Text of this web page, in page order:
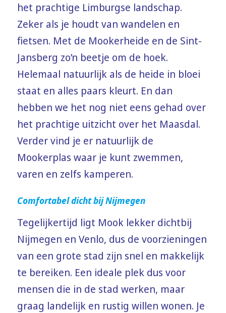
het prachtige Limburgse landschap.
Zeker als je houdt van wandelen en
fietsen. Met de Mookerheide en de Sint-
Jansberg zo’n beetje om de hoek.
Helemaal natuurlijk als de heide in bloei
staat en alles paars kleurt. En dan
hebben we het nog niet eens gehad over
het prachtige uitzicht over het Maasdal.
Verder vind je er natuurlijk de
Mookerplas waar je kunt zwemmen,
varen en zelfs kamperen.
Comfortabel dicht bij Nijmegen
Tegelijkertijd ligt Mook lekker dichtbij
Nijmegen en Venlo, dus de voorzieningen
van een grote stad zijn snel en makkelijk
te bereiken. Een ideale plek dus voor
mensen die in de stad werken, maar
graag landelijk en rustig willen wonen. Je